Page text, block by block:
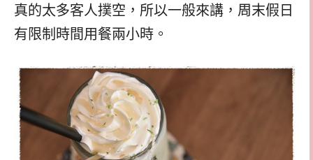
真的太多客人撲空，所以一般來講，周末假日
有限制時間用餐兩小時。